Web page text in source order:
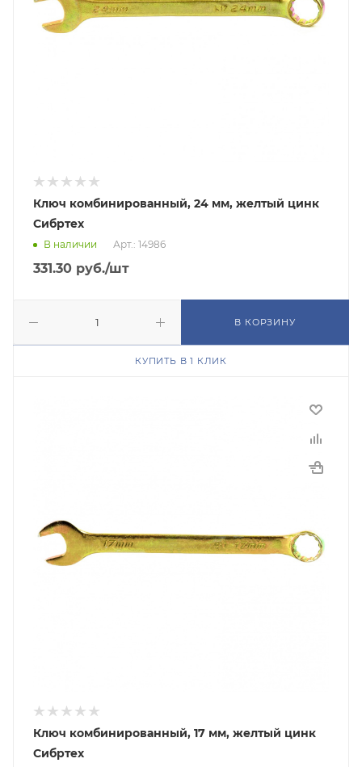
Ключ комбинированный, 24 мм, желтый цинк
Сибртех
В наличии Арт.: 14986
331.30 руб./шт
В КОРЗИНУ
КУПИТЬ В 1 КЛИК
Ключ комбинированный, 17 мм, желтый цинк
Сибртех